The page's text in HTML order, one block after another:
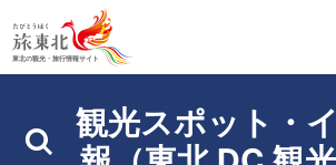
観光スポット・